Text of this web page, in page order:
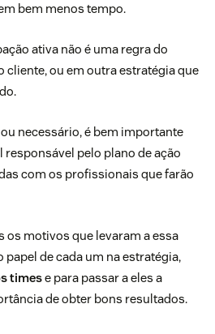
bem menos tempo.
ativa não é uma regra do
cliente, ou em outra estratégia que
necessário, é bem importante
pelo plano de ação
com os profissionais que farão
os motivos que levaram a essa
de cada um na estratégia,
timese para passar a eles a
de obter bons resultados.